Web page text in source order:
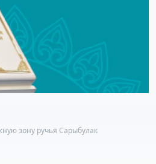
зону ручья Сарыбулак